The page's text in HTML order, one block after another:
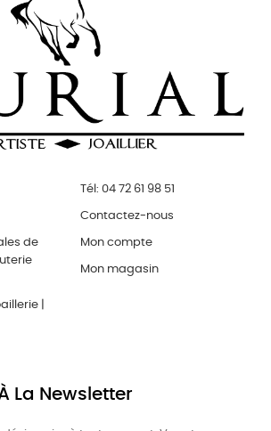
de
|
Tél: 04 72 61 98 51
Contactez-nous
Mon compte
Mon magasin
La Newsletter